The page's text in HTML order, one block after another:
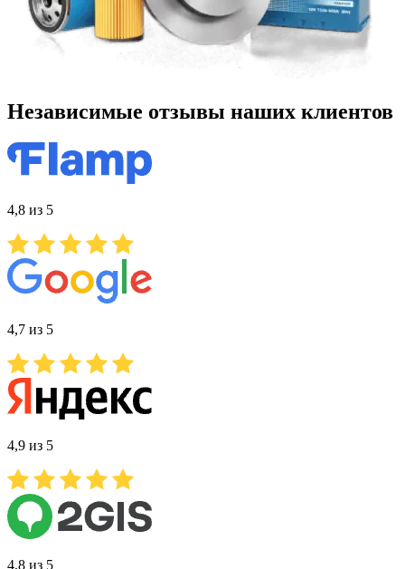
Независимые отзывы наших клиентов
4,8 из 5
4,7 из 5
4,9 из 5
4,8 из 5